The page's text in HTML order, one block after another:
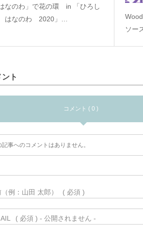
なのわ」で花の環 in 「ひろし
なのわ 2020」…
ソー
ト
コメント ( 0 )
記事へのコメントはありません。
例：山田 太郎） ( 必須 )
( 必須 ) - 公開されません -